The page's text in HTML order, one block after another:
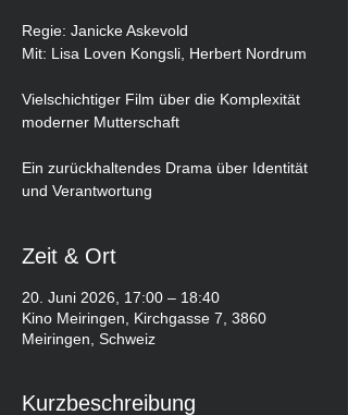
Regie: Janicke Askevold
Mit: Lisa Loven Kongsli, Herbert Nordrum
Vielschichtiger Film über die Komplexität
moderner Mutterschaft
Ein zurückhaltendes Drama über Identität
und Verantwortung
Zeit & Ort
20. Juni 2026, 17:00 – 18:40
Kino Meiringen, Kirchgasse 7, 3860
Meiringen, Schweiz
Kurzbeschreibung